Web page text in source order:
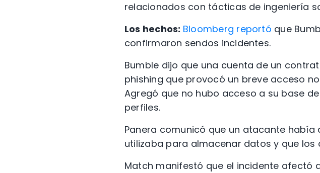
relacionados con tácticas de ingeniería
Los hechos: Bloomberg reportó que
confirmaron sendos incidentes.
Bumble dijo que una cuenta de un
phishing que provocó un breve acceso
Agregó que no hubo acceso a su base
perfiles.
Panera comunicó que un atacante
utilizaba para almacenar datos y que
Match manifestó que el incidente afectó